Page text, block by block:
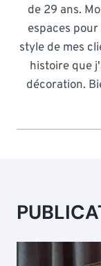
de 29 ans.
espaces
style de mes
histoire que
décoration.